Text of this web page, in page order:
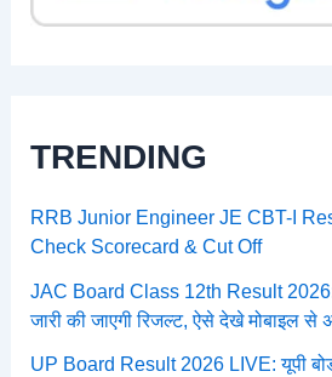
TRENDING
RRB Junior Engineer JE CBT-I
Check Scorecard & Cut Off
JAC Board Class 12th Result
जारी की जाएगी रिजल्ट, ऐसे देखे मोबाइल से
UP Board Result 2026 LIVE: यूपी